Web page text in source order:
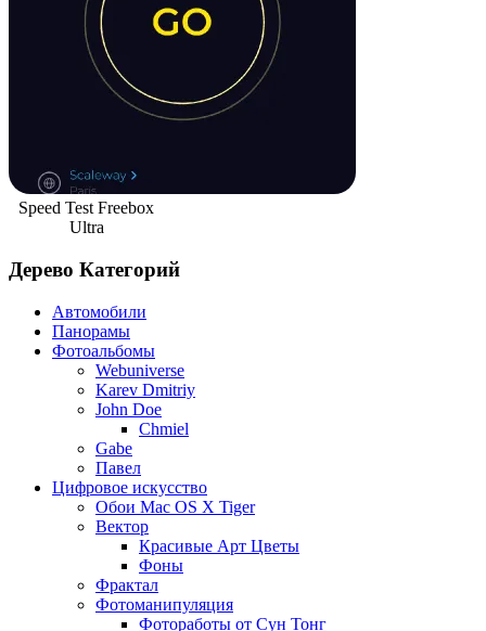
Speed Test Freebox
Ultra
Дерево Категорий
Автомобили
Панорамы
Фотоальбомы
Webuniverse
Karev Dmitriy
John Doe
Chmiel
Gabe
Павел
Цифровое искусство
Обои Mac OS X Tiger
Вектор
Красивые Арт Цветы
Фоны
Фрактал
Фотоманипуляция
Фотоработы от Сун Тонг